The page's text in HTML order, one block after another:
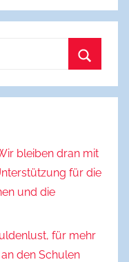
bleiben dran mit
für die
und die
für mehr
den Schulen